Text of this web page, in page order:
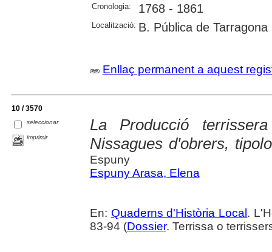
Cronologia:
1768 - 1861
Localització: B. Pública de Tarragona
Enllaç permanent a aquest
10 / 3570
seleccionar
imprimir
La Producció
Nissagues d'obrers,
Espuny
Espuny Arasa, Elena
En: Quaderns d'Història Local .
83-94 (Dossier. Terrissa o